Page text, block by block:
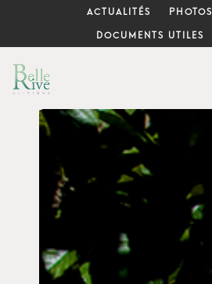
ACTUALITÉS PHOTOS
DOCUMENTS UTILES